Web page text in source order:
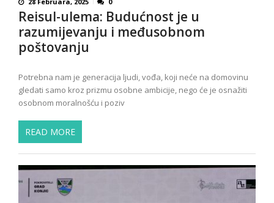
Reisul-ulema: Budućnost je u
razumijevanju i međusobnom
poštovanju
Potrebna nam je generacija ljudi, vođa, koji neće na domovinu
gledati samo kroz prizmu osobne ambicije, nego će je osnažiti
osobnom moralnošću i poziv
READ MORE